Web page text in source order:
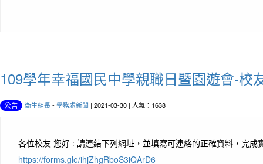
109學年幸福國民中學親職日暨園遊會-校
公告 衛生組長- 學務處新聞 | 2021-03-30 | 人氣：1638
各位校友 您好 : 請連結下列網址，並填寫可連絡的正確資料，完成
https://forms.gle/ihjZhgRboS3iQArD6